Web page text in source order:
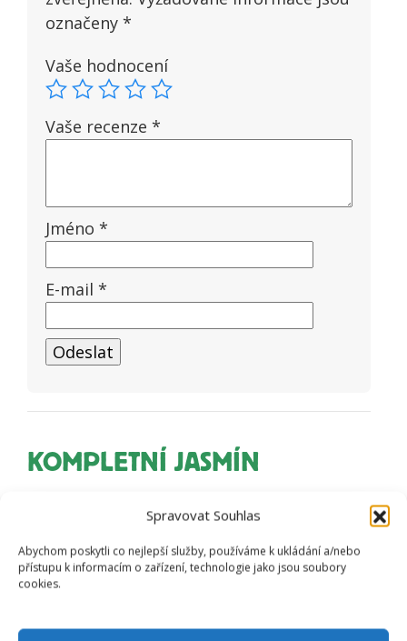
Spravovat Souhlas
Abychom poskytli co nejlepší služby, používáme k ukládání a/nebo
přístupu k informacím o zařízení, technologie jako jsou soubory
cookies.
označeny *
Vaše hodnocení
Vaše recenze *
Jméno *
E-mail *
KOMPLETNÍ JASMÍN